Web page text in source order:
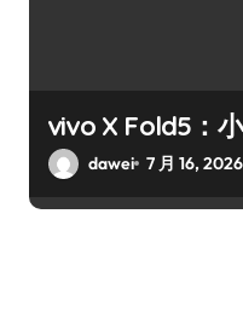
vivo X Fold5：
dawei 7 月 16, 2026